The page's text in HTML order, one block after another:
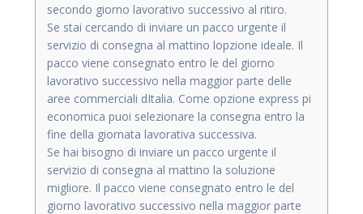
secondo giorno lavorativo successivo al ritiro.
Se stai cercando di inviare un pacco urgente il
servizio di consegna al mattino lopzione ideale. Il
pacco viene consegnato entro le del giorno
lavorativo successivo nella maggior parte delle
aree commerciali dItalia. Come opzione express pi
economica puoi selezionare la consegna entro la
fine della giornata lavorativa successiva.
Se hai bisogno di inviare un pacco urgente il
servizio di consegna al mattino la soluzione
migliore. Il pacco viene consegnato entro le del
giorno lavorativo successivo nella maggior parte